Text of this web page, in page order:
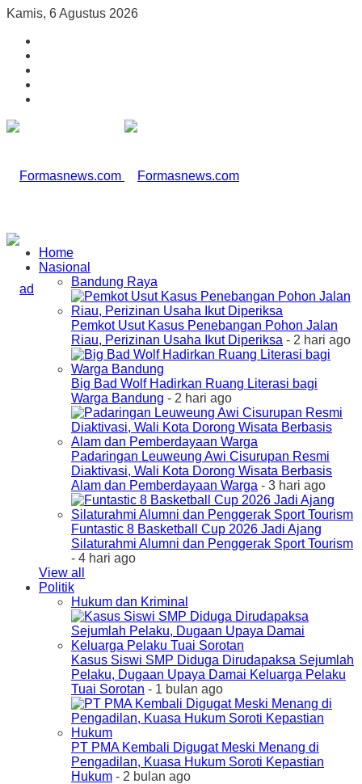
Kamis, 6 Agustus 2026
Home
Nasional
Bandung Raya
Pemkot Usut Kasus Penebangan Pohon Jalan
Riau, Perizinan Usaha Ikut Diperiksa - 2 hari ago
Big Bad Wolf Hadirkan Ruang Literasi bagi
Warga Bandung - 2 hari ago
Padaringan Leuweung Awi Cisurupan Resmi
Diaktivasi, Wali Kota Dorong Wisata Berbasis
Alam dan Pemberdayaan Warga - 3 hari ago
Funtastic 8 Basketball Cup 2026 Jadi Ajang
Silaturahmi Alumni dan Penggerak Sport Tourism
- 4 hari ago
View all
Politik
Hukum dan Kriminal
Kasus Siswi SMP Diduga Dirudapaksa Sejumlah
Pelaku, Dugaan Upaya Damai Keluarga Pelaku
Tuai Sorotan - 1 bulan ago
PT PMA Kembali Digugat Meski Menang di
Pengadilan, Kuasa Hukum Soroti Kepastian
Hukum - 2 bulan ago